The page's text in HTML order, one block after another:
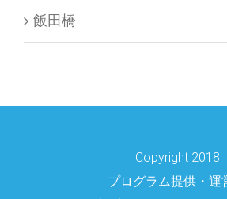
飯田橋
Copyright 2018
プログラム提供・運